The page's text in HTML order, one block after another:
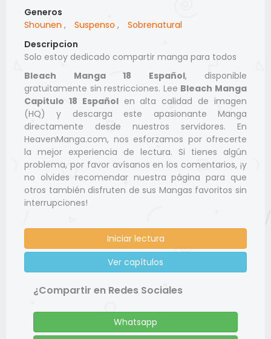
Generos
Shounen , Suspenso ,
Sobrenatural
Descripcion
Solo estoy dedicado compartir manga para todos
Bleach Manga 18 Español, disponible
gratuitamente sin restricciones. Lee Bleach Manga
Capitulo 18 Españolen alta calidad de imagen
(HQ) y descarga este apasionante Manga
directamente desde nuestros servidores. En
HeavenManga.com, nos esforzamos por ofrecerte
la mejor experiencia de lectura. Si tienes algún
problema, por favor avísanos en los comentarios, ¡y
no olvides recomendar nuestra página para que
otros también disfruten de sus Mangas favoritos sin
interrupciones!
Iniciar lectura
Ver capítulos
¿Compartir en Redes Sociales
Whatsapp